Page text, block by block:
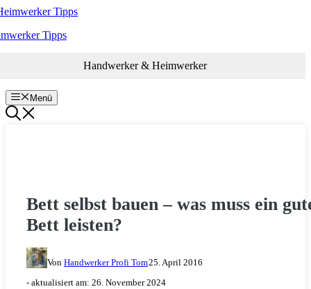
Zum
springenTipps
Handwerker & Heimwerker
Menü
Bett selbst bauen – was muss ein
Bett leisten?
Von Handwerker Profi Tom25. April 2016
- aktualisiert am: 26. November 2024